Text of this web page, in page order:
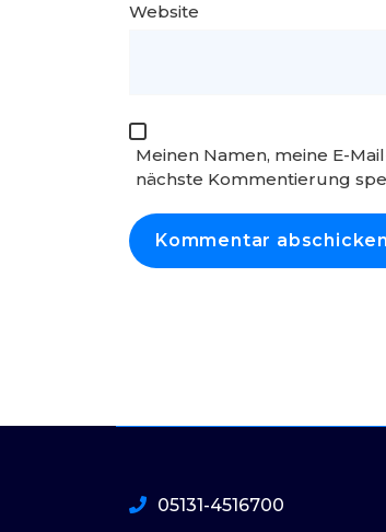
Website
Meinen Namen, meine E-
nächste Kommentierung
05131-4516700